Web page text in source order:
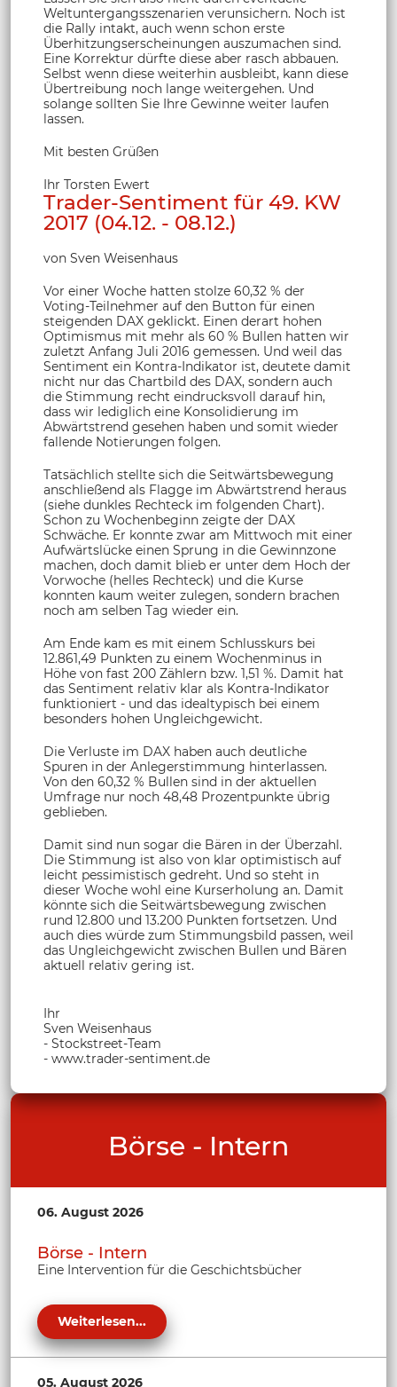
Weltuntergangsszenarien verunsichern. Noch ist
die Rally intakt, auch wenn schon erste
Überhitzungserscheinungen auszumachen sind.
Eine Korrektur dürfte diese aber rasch abbauen.
Selbst wenn diese weiterhin ausbleibt, kann diese
Übertreibung noch lange weitergehen. Und
solange sollten Sie Ihre Gewinne weiter laufen
lassen.
Mit besten Grüßen
Ihr Torsten Ewert
Trader-Sentiment für 49. KW
2017 (04.12. - 08.12.)
von Sven Weisenhaus
Vor einer Woche hatten stolze 60,32 % der
Voting-Teilnehmer auf den Button für einen
steigenden DAX geklickt. Einen derart hohen
Optimismus mit mehr als 60 % Bullen hatten wir
zuletzt Anfang Juli 2016 gemessen. Und weil das
Sentiment ein Kontra-Indikator ist, deutete damit
nicht nur das Chartbild des DAX, sondern auch
die Stimmung recht eindrucksvoll darauf hin,
dass wir lediglich eine Konsolidierung im
Abwärtstrend gesehen haben und somit wieder
fallende Notierungen folgen.
Tatsächlich stellte sich die Seitwärtsbewegung
anschließend als Flagge im Abwärtstrend heraus
(siehe dunkles Rechteck im folgenden Chart).
Schon zu Wochenbeginn zeigte der DAX
Schwäche. Er konnte zwar am Mittwoch mit einer
Aufwärtslücke einen Sprung in die Gewinnzone
machen, doch damit blieb er unter dem Hoch der
Vorwoche (helles Rechteck) und die Kurse
konnten kaum weiter zulegen, sondern brachen
noch am selben Tag wieder ein.
Am Ende kam es mit einem Schlusskurs bei
12.861,49 Punkten zu einem Wochenminus in
Höhe von fast 200 Zählern bzw. 1,51 %. Damit hat
das Sentiment relativ klar als Kontra-Indikator
funktioniert - und das idealtypisch bei einem
besonders hohen Ungleichgewicht.
Die Verluste im DAX haben auch deutliche
Spuren in der Anlegerstimmung hinterlassen.
Von den 60,32 % Bullen sind in der aktuellen
Umfrage nur noch 48,48 Prozentpunkte übrig
geblieben.
Damit sind nun sogar die Bären in der Überzahl.
Die Stimmung ist also von klar optimistisch auf
leicht pessimistisch gedreht. Und so steht in
dieser Woche wohl eine Kurserholung an. Damit
könnte sich die Seitwärtsbewegung zwischen
rund 12.800 und 13.200 Punkten fortsetzen. Und
auch dies würde zum Stimmungsbild passen, weil
das Ungleichgewicht zwischen Bullen und Bären
aktuell relativ gering ist.
Ihr
Sven Weisenhaus
- Stockstreet-Team
- www.trader-sentiment.de
Börse - Intern
06. August 2026
Börse - Intern
Eine Intervention für die Geschichtsbücher
Weiterlesen...
05. August 2026